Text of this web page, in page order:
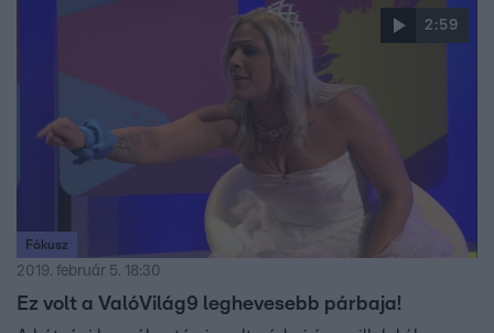
2:59
Fókusz
2019. február 5. 18:30
Ez volt a ValóVilág9 leghevesebb párbaja!